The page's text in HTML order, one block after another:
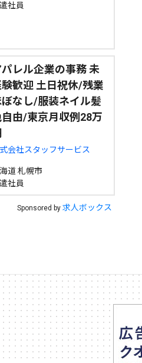
社員
パレル企業の事務 未
歓迎 土日祝休/残業
ぼなし/服装ネイル髪
由/東京月収例28万
会社スタッフサービス
道 札幌市
社員
Sponsored by 求人ボックス